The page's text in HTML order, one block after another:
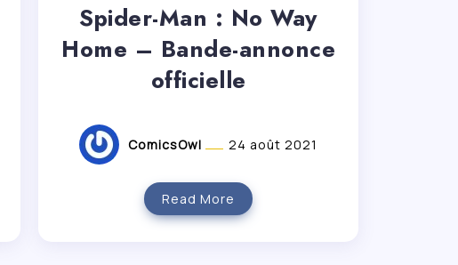
Spider-Man : No Way
Home – Bande-annonce
officielle
ComicsOwl 24 août 2021
Read More